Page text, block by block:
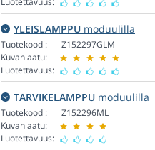
YLEISLAMPPU moduulilla
Tuotekoodi:
Kuvanlaatu:
Luotettavuus:
Z152297GLM
TARVIKELAMPPU moduulilla
Tuotekoodi:
Kuvanlaatu:
Luotettavuus:
Z152296ML